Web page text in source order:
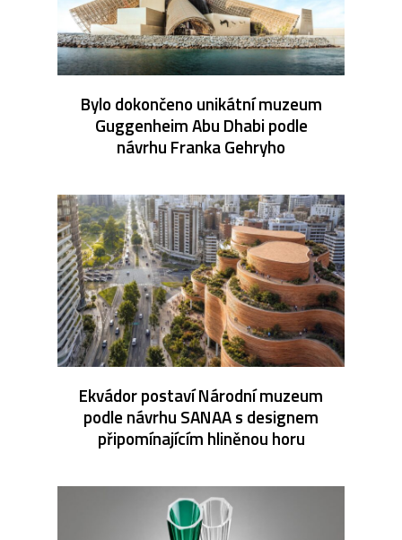
Bylo dokončeno unikátní muzeum
Guggenheim Abu Dhabi podle
návrhu Franka Gehryho
Ekvádor postaví Národní muzeum
podle návrhu SANAA s designem
připomínajícím hliněnou horu